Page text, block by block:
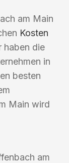
am Main
Kosten
haben die
in
besten
Main wird
am